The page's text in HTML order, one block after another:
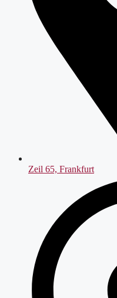
Zeil 65, Frankfurt